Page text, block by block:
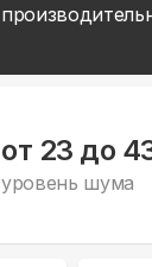
от 23 до
уровень шума